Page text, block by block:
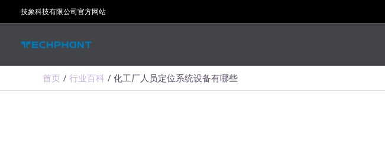
至
技象科技有限公司官方网站
首页 行业百科 化工厂人员定位系统设备有哪些